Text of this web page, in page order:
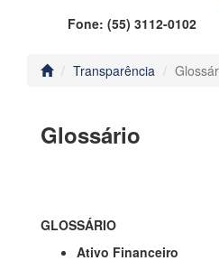
Fone: (55) 3112-0102
Transparência
Glossário
GLOSSÁRIO
Ativo Financeiro